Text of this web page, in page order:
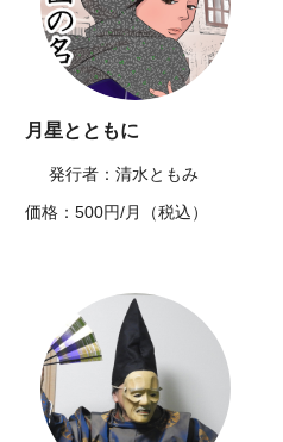
月星とともに
発行者：清水ともみ
価格：500円/月（税込）